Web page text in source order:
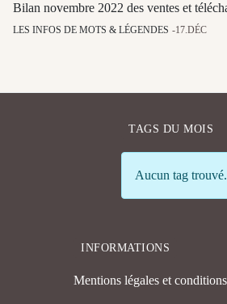
Bilan novembre 2022 des ventes et
LES INFOS DE MOTS & LÉGENDES 17.DÉC
TAGS DU MOIS
Info
Aucun tag trouvé.
INFORMATIONS
Mentions légales et